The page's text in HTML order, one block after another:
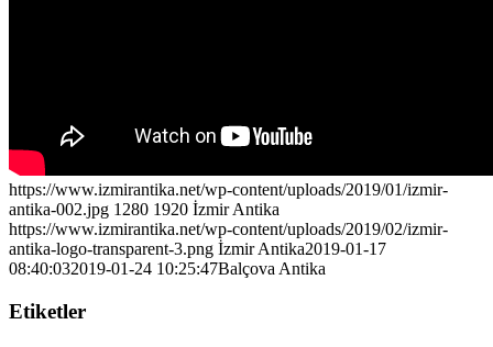
https://www.izmirantika.net/wp-content/uploads/2019/01/izmir-
antika-002.jpg 1280 1920 İzmir Antika
https://www.izmirantika.net/wp-content/uploads/2019/02/izmir-
antika-logo-transparent-3.png İzmir Antika2019-01-17
08:40:032019-01-24 10:25:47Balçova Antika
Etiketler